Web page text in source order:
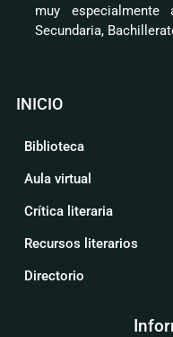
muy
Secundaria,
INICIO
Biblioteca
Aula virtual
Crítica literaria
Recursos literarios
Directorio